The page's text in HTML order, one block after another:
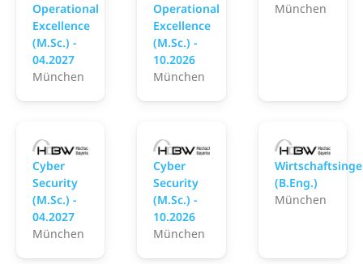
Operational
Excellence
(M.Sc.) -
04.2027
München
Operational
Excellence
(M.Sc.) -
10.2026
München
München
Hochschule der Bayerischen Wirtschaft
Cyber
Security
(M.Sc.) -
04.2027
München
Hochschule der
Cyber
Security
(M.Sc.) -
10.2026
München
(B.Eng.)
München